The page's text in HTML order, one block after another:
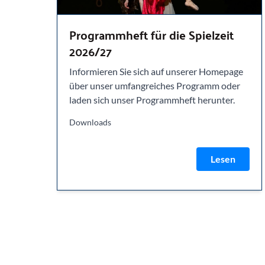
Programmheft für die Spielzeit
2026/27
Informieren Sie sich auf unserer Homepage
über unser umfangreiches Programm oder
laden sich unser Programmheft herunter.
Downloads
Lesen